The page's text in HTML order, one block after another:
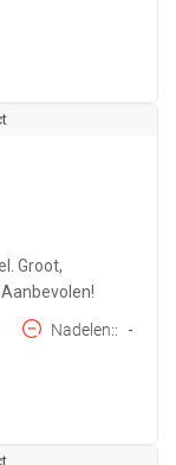
Groot,
Nadelen: -